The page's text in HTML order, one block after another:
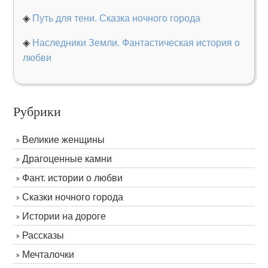
◈ Путь для тени. Сказка ночного города
◈ Наследники Земли. Фантастическая история о
любви
Рубрики
Великие женщины
Драгоценные камни
Фант. истории о любви
Сказки ночного города
Истории на дороге
Рассказы
Мечталочки